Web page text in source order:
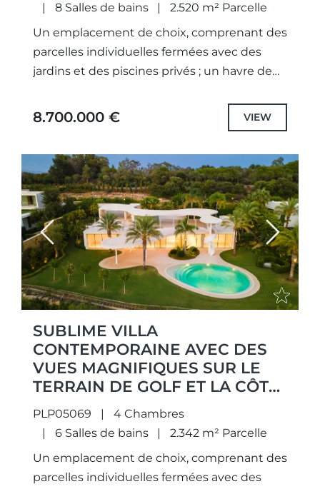
8 Salles de bains
2.520 m² Parcelle
Un emplacement de choix, comprenant des
parcelles individuelles fermées avec des
jardins et des piscines privés ; un havre de
non seulement...
8.700.000 € VIEW
Previous Next
SUBLIME VILLA
CONTEMPORAINE AVEC DES
VUES MAGNIFIQUES SUR LE
TERRAIN DE GOLF ET LA CÔTE
MÉDITERRANÉENNE À FINCA
CORTESIN, CASARES.
PLP05069
4 Chambres
6 Salles de bains
2.342 m² Parcelle
Un emplacement de choix, comprenant des
parcelles individuelles fermées avec des